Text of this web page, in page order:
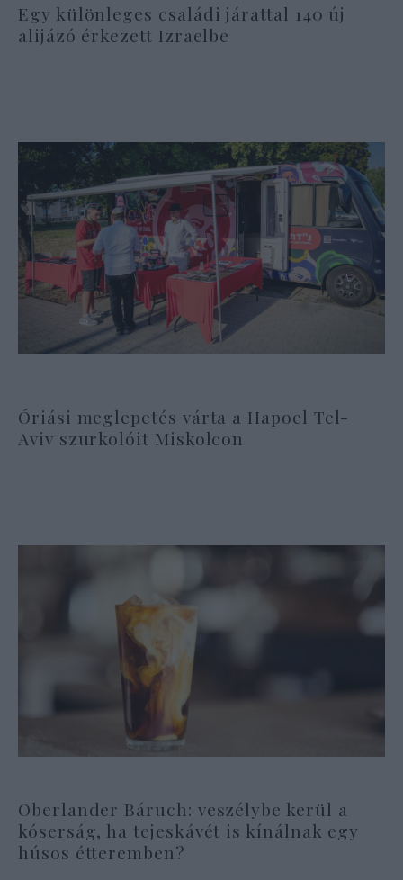
Egy különleges családi járattal 140 új
alijázó érkezett Izraelbe
Óriási meglepetés várta a Hapoel Tel-
Aviv szurkolóit Miskolcon
Oberlander Báruch: veszélybe kerül a
kóserság, ha tejeskávét is kínálnak egy
húsos étteremben?